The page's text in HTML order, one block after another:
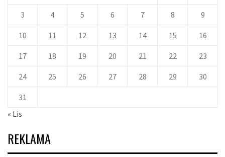
3 4 5 6 7 8 9
10 11 12 13 14 15 16
17 18 19 20 21 22 23
24 25 26 27 28 29 30
31
« Lis
REKLAMA